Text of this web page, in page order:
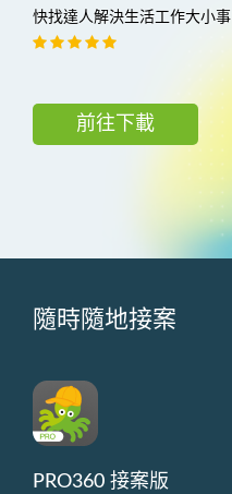
快找達人解決生活工作大小事
前往下載
隨時隨地接案
PRO360 接案版